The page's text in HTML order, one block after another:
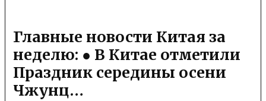
Главные новости Китая за
неделю: ● В Китае отметили
Праздник середины осени
Чжунц…